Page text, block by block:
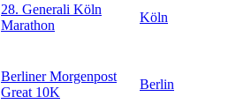
28. Generali Köln
Marathon
Köln
Berliner Morgenpost
Great 10K
Berlin